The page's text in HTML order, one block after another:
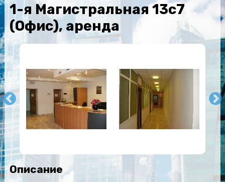
1-я Магистральная 13с7
(Офис), аренда
Описание